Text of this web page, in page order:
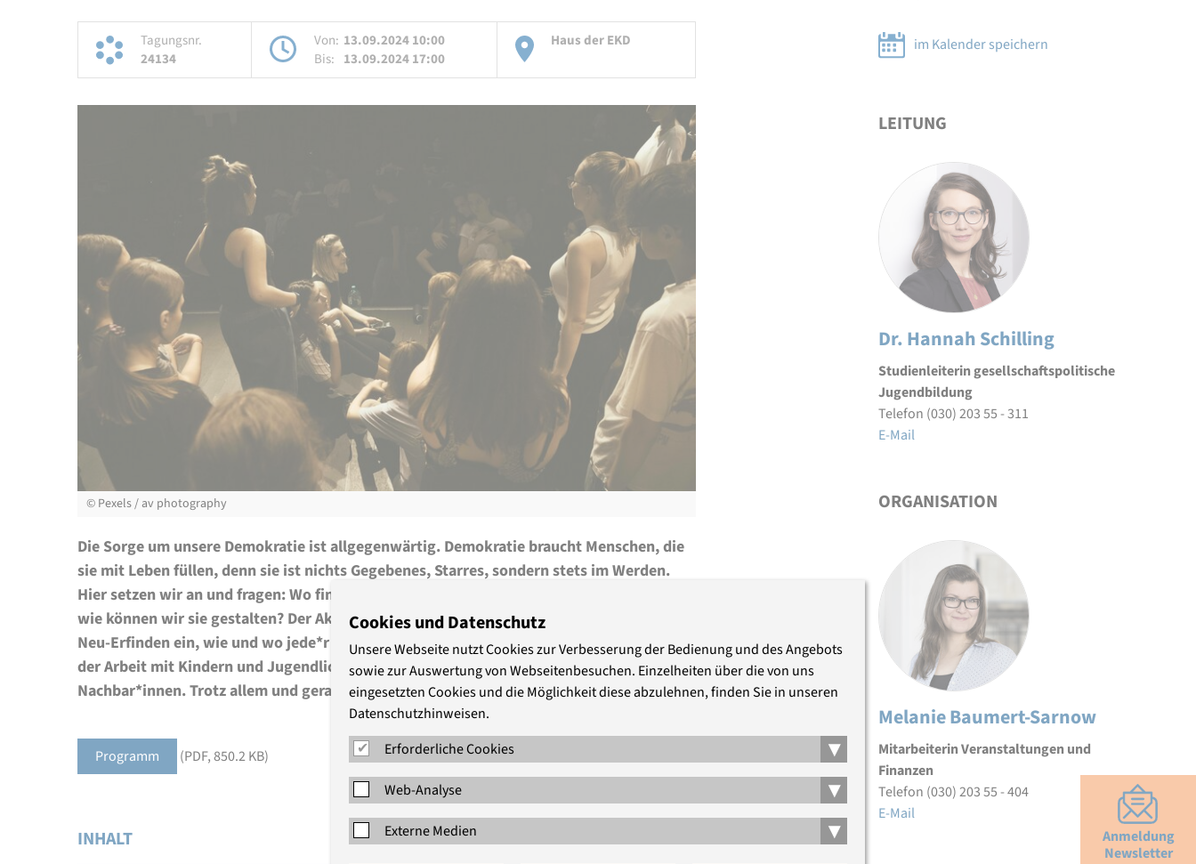
Tagungsnr.
24134
Von: 13.09.2024 10:00
Bis: 13.09.2024 17:00
Haus der EKD
© Pexels / av photography
Die Sorge um unsere Demokratie ist allgegenwärtig. Demokratie braucht Menschen, die
sie mit Leben füllen, denn sie ist nichts Gegebenes, Starres, sondern stets im Werden.
Hier setzen wir an und fragen: Wo findet Demokratie ganz konkret im Alltag statt und
wie können wir sie gestalten? Der Aktionstag lädt zur Reflexion, zum Ausprobieren und
Neu-Erfinden ein, wie und wo jede*r von uns Demokratie lebendig halten kann – ob in
der Arbeit mit Kindern und Jugendlichen, in der Familie, als Kolleg*innen oder
Nachbar*innen. Trotz allem und gerade jetzt.
Programm (PDF, 850.2 KB)
INHALT
im Kalender speichern
LEITUNG
Dr. Hannah Schilling
Studienleiterin gesellschaftspolitische
Jugendbildung
Telefon (030) 203 55 - 311
E-Mail
ORGANISATION
Melanie Baumert-Sarnow
Mitarbeiterin Veranstaltungen und
Finanzen
Telefon (030) 203 55 - 404
E-Mail
Anmeldung
Newsletter
Cookies und Datenschutz
Unsere Webseite nutzt Cookies zur Verbesserung der Bedienung und des Angebots
sowie zur Auswertung von Webseitenbesuchen. Einzelheiten über die von uns
eingesetzten Cookies und die Möglichkeit diese abzulehnen, finden Sie in unseren
Datenschutzhinweisen.
Erforderliche Cookies
▾
Web-Analyse ▾
Externe Medien ▾